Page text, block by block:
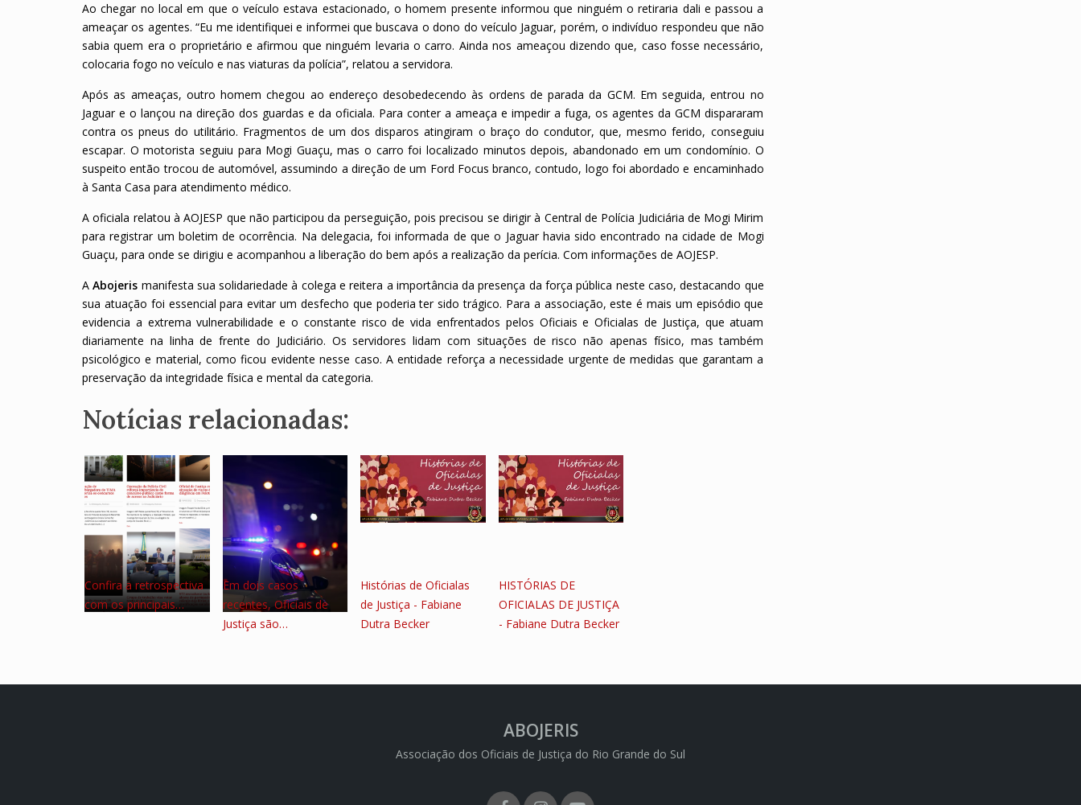
Ao chegar no local em que o veículo estava estacionado, o homem presente informou que ninguém o retiraria dali e passou a
ameaçar os agentes. “Eu me identifiquei e informei que buscava o dono do veículo Jaguar, porém, o indivíduo respondeu que não
sabia quem era o proprietário e afirmou que ninguém levaria o carro. Ainda nos ameaçou dizendo que, caso fosse necessário,
colocaria fogo no veículo e nas viaturas da polícia”, relatou a servidora.
Após as ameaças, outro homem chegou ao endereço desobedecendo às ordens de parada da GCM. Em seguida, entrou no
Jaguar e o lançou na direção dos guardas e da oficiala. Para conter a ameaça e impedir a fuga, os agentes da GCM dispararam
contra os pneus do utilitário. Fragmentos de um dos disparos atingiram o braço do condutor, que, mesmo ferido, conseguiu
escapar. O motorista seguiu para Mogi Guaçu, mas o carro foi localizado minutos depois, abandonado em um condomínio. O
suspeito então trocou de automóvel, assumindo a direção de um Ford Focus branco, contudo, logo foi abordado e encaminhado
à Santa Casa para atendimento médico.
A oficiala relatou à AOJESP que não participou da perseguição, pois precisou se dirigir à Central de Polícia Judiciária de Mogi Mirim
para registrar um boletim de ocorrência. Na delegacia, foi informada de que o Jaguar havia sido encontrado na cidade de Mogi
Guaçu, para onde se dirigiu e acompanhou a liberação do bem após a realização da perícia. Com informações de AOJESP.
AAbojeris manifesta sua solidariedade à colega e reitera a importância da presença da força pública neste caso, destacando que
sua atuação foi essencial para evitar um desfecho que poderia ter sido trágico. Para a associação, este é mais um episódio que
evidencia a extrema vulnerabilidade e o constante risco de vida enfrentados pelos Oficiais e Oficialas de Justiça, que atuam
diariamente na linha de frente do Judiciário. Os servidores lidam com situações de risco não apenas físico, mas também
psicológico e material, como ficou evidente nesse caso. A entidade reforça a necessidade urgente de medidas que garantam a
preservação da integridade física e mental da categoria.
Notícias relacionadas:
Confira a retrospectiva
com os principais…
Em dois casos
recentes, Oficiais de
Justiça são…
Histórias de Oficialas
de Justiça - Fabiane
Dutra Becker
HISTÓRIAS DE
OFICIALAS DE JUSTIÇA
- Fabiane Dutra Becker
ABOJERIS
Associação dos Oficiais de Justiça do Rio Grande do Sul